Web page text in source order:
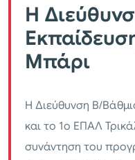
Η
Μπάρι
Η Διεύθυνση Β/
και το 1ο ΕΠΑΛ
συνάντηση του